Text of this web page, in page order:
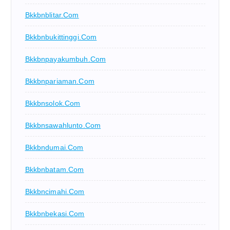
Bkkbnblitar.com
Bkkbnbukittinggi.com
Bkkbnpayakumbuh.com
Bkkbnpariaman.com
Bkkbnsolok.com
Bkkbnsawahlunto.com
Bkkbndumai.com
Bkkbnbatam.com
Bkkbncimahi.com
Bkkbnbekasi.com